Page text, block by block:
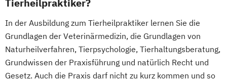
In der Ausbildung zum Tierheilpraktiker lernen Sie die
Grundlagen der Veterinärmedizin, die Grundlagen von
Naturheilverfahren, Tierpsychologie, Tierhaltungsberatung,
Grundwissen der Praxisführung und natürlich Recht und
Gesetz. Auch die Praxis darf nicht zu kurz kommen und so